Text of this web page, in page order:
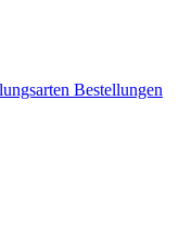
Bestellungen